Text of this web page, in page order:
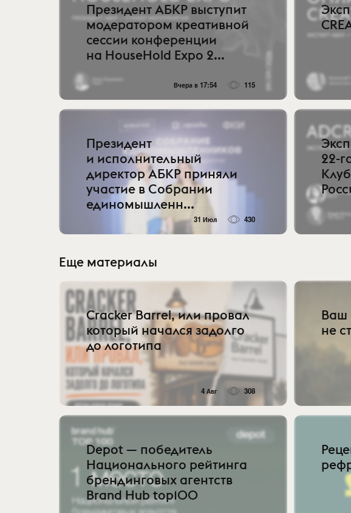
Президент АБКР выступит
модератором креативной
сессии конференции
на HouseHold Expo 2...
Вчера в 17:54 115
Президент
и исполнительный
директор АБКР приняли
участие в Собрании
единомышленн...
31 Июл 430
22-
Еще материалы
Cracker Barrel, или провал
который начался задолго
до логотипа
4 Авг 308
Ваш
не
Depot — победитель
Национального рейтинга
брендинговых агентств
Brand Hub top100